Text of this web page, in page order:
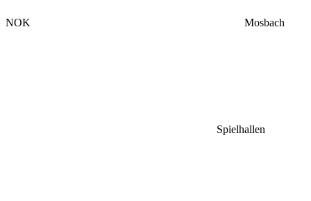
NOK Mosbach
Spielhallen